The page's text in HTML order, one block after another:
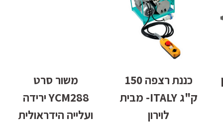
כננת רצפה 150
ק"ג ITALY- מבית
לוירון
משור סרט
YCM288 ירידה
ועלייה הידראולית